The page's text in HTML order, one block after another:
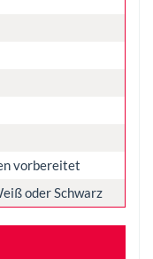
vorbereitet
oder Schwarz